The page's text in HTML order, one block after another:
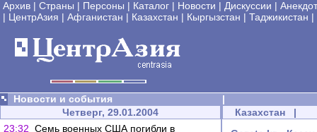
Архив | Страны | Персоны | Каталог | Новости | Дискуссии |
| ЦентрАзия | Афганистан | Казахстан | Кыргызстан | Таджикистан |
Новости и события
|
Четверг, 29.01.2004
23:32 Семь военных США погибли в
Казахстан |